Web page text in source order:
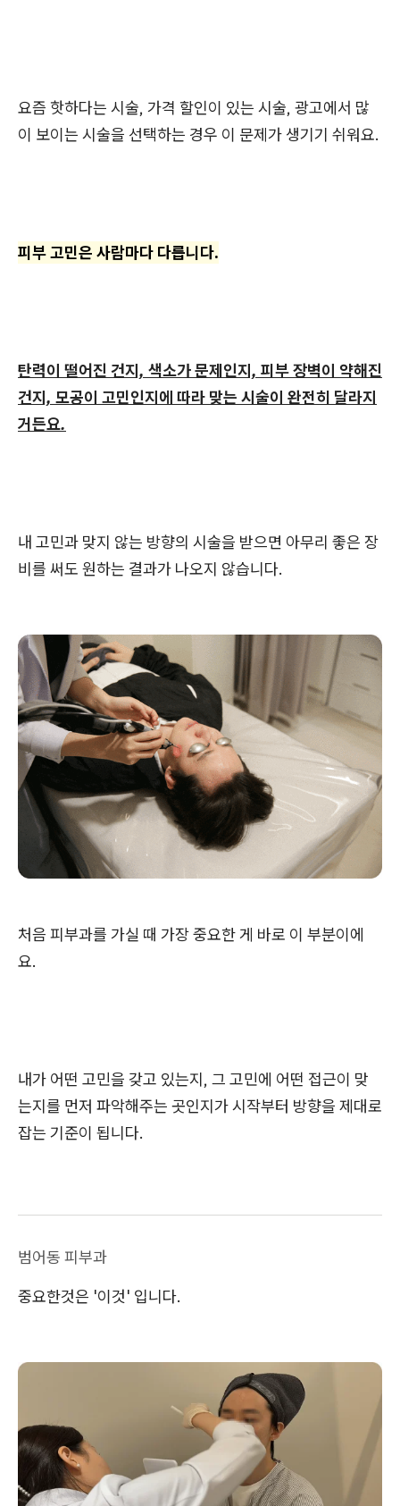
요즘 핫하다는 시술, 가격 할인이 있는 시술, 광고에서 많
이 보이는 시술을 선택하는 경우 이 문제가 생기기 쉬워요.
피부 고민은 사람마다 다릅니다.
탄력이 떨어진 건지, 색소가 문제인지, 피부 장벽이 약해진
건지, 모공이 고민인지에 따라 맞는 시술이 완전히 달라지
거든요.
내 고민과 맞지 않는 방향의 시술을 받으면 아무리 좋은 장
비를 써도 원하는 결과가 나오지 않습니다.
처음 피부과를 가실 때 가장 중요한 게 바로 이 부분이에
요.
내가 어떤 고민을 갖고 있는지, 그 고민에 어떤 접근이 맞
는지를 먼저 파악해주는 곳인지가 시작부터 방향을 제대로
잡는 기준이 됩니다.
범어동 피부과
중요한것은 '이것' 입니다.